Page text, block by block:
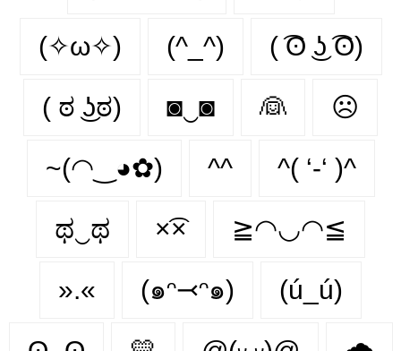
(✧ω✧) (^_^) ( ͡ʘ ͜ʖ ͡ʘ)
( ಠ ͜ʖಠ) ◙‿◙ 👰‍ ☹️
~(◠‿◕✿) ^^ ^( ‘-‘ )^
ಥ‿ಥ ×͡× ≧◠◡◠≦
».« (๑ᵔ⤙ᵔ๑) (ú_ú)